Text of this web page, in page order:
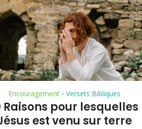
Encouragement • Versets Bibliques
Raisons pour lesquelles
est venu sur terre